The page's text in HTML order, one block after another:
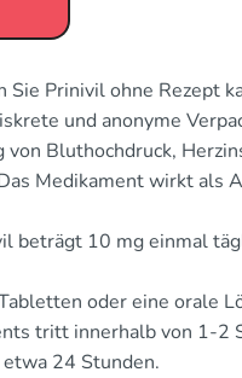
Sie Prinivil ohne Rezept
und anonyme
Bluthochdruck,
Medikament wirkt als
beträgt 10 mg einmal
oder eine orale
tritt innerhalb von 1-2
24 Stunden.